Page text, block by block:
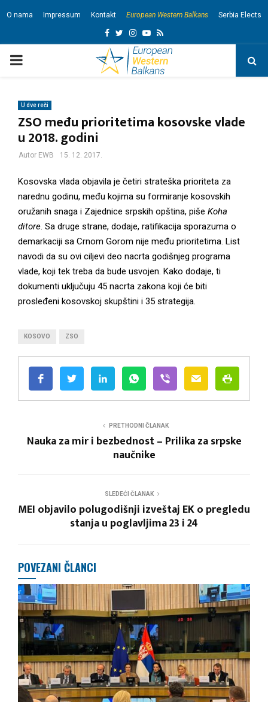
O nama Impressum Kontakt European Western Balkans Serbia Elects
a
c
o
w
e
n
s
g
m
o
u
b
s
s
P
M
A
R
Y
M
U dve reči
ZSO među prioritetima kosovske vlade
u 2018. godini
Autor EWB 15. 12. 2017.
Kosovska vlada objavila je četiri strateška prioriteta za
narednu godinu, među kojima su formiranje kosovskih
oružanih snaga i Zajednice srpskih opština, piše Koha
ditore . Sa druge strane, dodaje, ratifikacija sporazuma o
demarkaciji sa Crnom Gorom nije među prioritetima. List
navodi da su ovi ciljevi deo nacrta godišnjeg programa
vlade, koji tek treba da bude usvojen. Kako dodaje, ti
dokumenti uključuju 45 nacrta zakona koji će biti
prosleđeni kosovskoj skupštini i 35 strategija.
KOSOVO ZSO
PRETHODNI ČLANAK
Nauka za mir i bezbednost – Prilika za srpske
naučnike
SLEDEĆI ČLANAK
MEI objavilo polugodišnji izveštaj EK o pregledu
stanja u poglavljima 23 i 24
POVEZANI ČLANCI